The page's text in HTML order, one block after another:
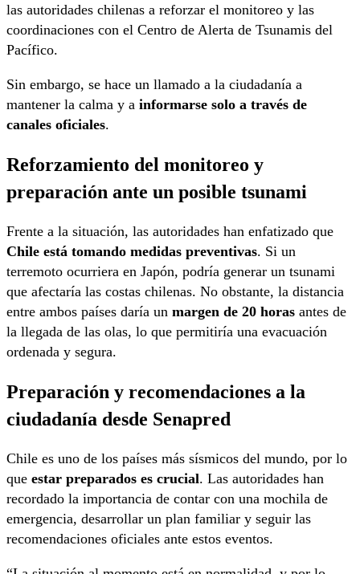
las autoridades chilenas a reforzar el monitoreo y las
coordinaciones con el Centro de Alerta de Tsunamis del
Pacífico.
Sin embargo, se hace un llamado a la ciudadanía a
mantener la calma y a informarse solo a través de
canales oficiales.
Reforzamiento del monitoreo y
preparación ante un posible tsunami
Frente a la situación, las autoridades han enfatizado que
Chile está tomando medidas preventivas. Si un
terremoto ocurriera en Japón, podría generar un tsunami
que afectaría las costas chilenas. No obstante, la distancia
entre ambos países daría un margen de 20 horas antes de
la llegada de las olas, lo que permitiría una evacuación
ordenada y segura.
Preparación y recomendaciones a la
ciudadanía desde Senapred
Chile es uno de los países más sísmicos del mundo, por lo
que estar preparados es crucial. Las autoridades han
recordado la importancia de contar con una mochila de
emergencia, desarrollar un plan familiar y seguir las
recomendaciones oficiales ante estos eventos.